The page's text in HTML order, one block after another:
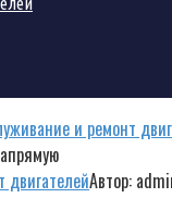
и ремонт
двигателейАвтор: